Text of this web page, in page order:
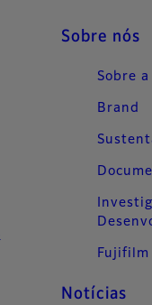
Sobre nós
Sobre
Brand
Fujifilm
Notícias